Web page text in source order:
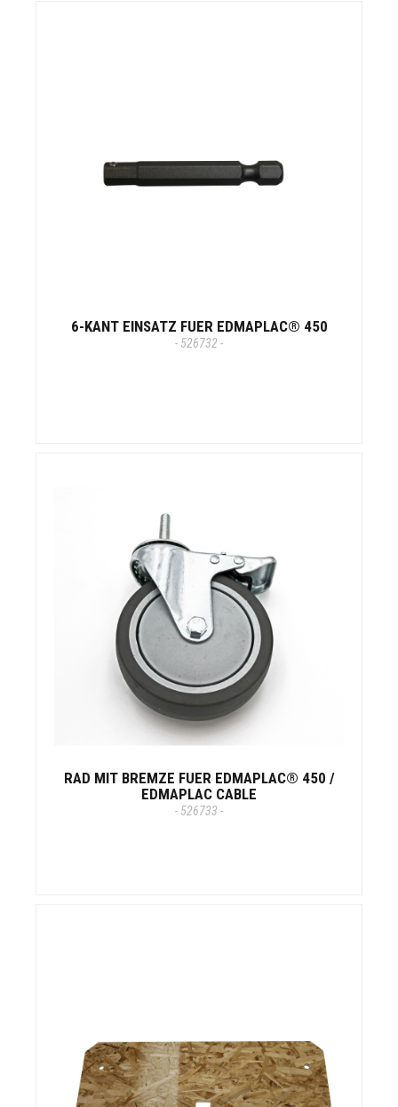
6-KANT EINSATZ FUER EDMAPLAC® 450
- 526732 -
RAD MIT BREMZE FUER EDMAPLAC® 450 /
EDMAPLAC CABLE
- 526733 -